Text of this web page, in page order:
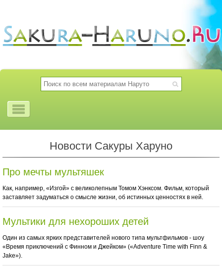
Новости Сакуры Харуно
Про мечты мультяшек
Как, например, «Изгой» с великолепным Томом Хэнксом. Фильм, который
заставляет задуматься о смысле жизни, об истинных ценностях в ней.
Мультики для нехороших детей
Один из самых ярких представителей нового типа мультфильмов - шоу
«Время приключений с Финном и Джейком» («Adventure Time with Finn &
Jake»).